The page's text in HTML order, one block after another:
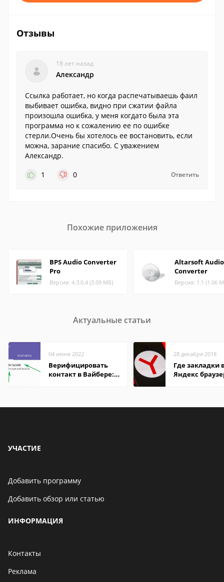
Отзывы
18 лет назад
Александр
Ссылка работает, но когда распечатываешь фаил
выбивает ошибка, видно при сжатии файла
произошла ошибка, у меня когдато была эта
программа но к сожалению ее по ошибке
стерли.Очень бы хотелось ее востановить, если
можна, зарание спасибо. С уважением
Александр.
1
0 Ответить
Похожие приложения
BPS Audio Converter
Pro
Версия: 4.3.0.4 (3.09 МБ)
Altarsoft Audio
Converter
Версия: 1.1 (1.06
Актуальные статьи
04 июня 2022
Верифицировать
контакт в Вайбере:
28 декабря 2018
Где закладки
Яндекс
УЧАСТИЕ
Добавить программу
Добавить обзор или статью
ИНФОРМАЦИЯ
Контакты
Реклама